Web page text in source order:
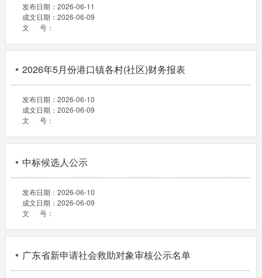
发布日期： 2026-06-11
成文日期： 2026-06-09
文 号：
2026年5月份港口镇各村(社区)财务报表
发布日期： 2026-06-10
成文日期： 2026-06-09
文 号：
中标候选人公示
发布日期： 2026-06-10
成文日期： 2026-06-09
文 号：
广东省新申请社会救助对象审核公示名单